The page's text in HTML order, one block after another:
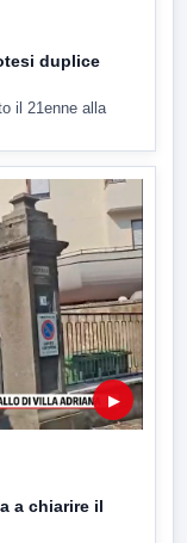
duplice
il 21enne alla
▶
a chiarire il